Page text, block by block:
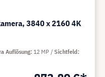
3840 x 2160 4K
Auflösung 12 MP
Sichtfeld